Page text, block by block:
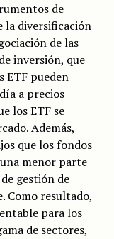
de
la diversificación
de las
inversión, que
ETF pueden
a precios
los ETF se
Además,
que los fondos
menor parte
gestión de
Como resultado,
para los
de sectores,